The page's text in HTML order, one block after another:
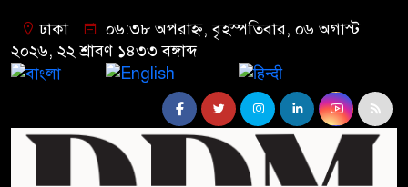
ঢাকা
০৬:৩৮ অপরাহ্ন, বৃহস্পতিবার, ০৬ অগাস্ট
২০২৬, ২২ শ্রাবণ ১৪৩৩ বঙ্গাব্দ